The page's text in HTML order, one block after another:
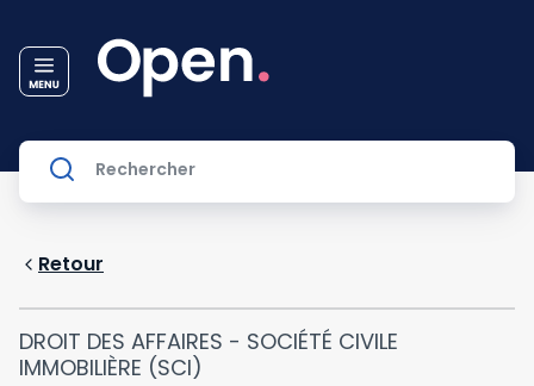
Retour
DROIT DES AFFAIRES - SOCIÉTÉ CIVILE
IMMOBILIÈRE (SCI)